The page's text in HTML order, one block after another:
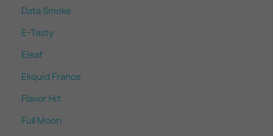
Data Smoke
E-Tasty
Eleaf
Eliquid France
Flavor Hit
Full Moon